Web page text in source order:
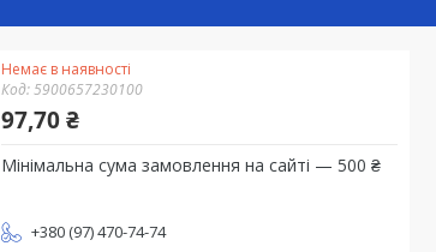
Немає в наявності
Код:5900657230100
97,70 ₴
Мінімальна сума замовлення на сайті — 500 ₴
+380 (97) 470-74-74